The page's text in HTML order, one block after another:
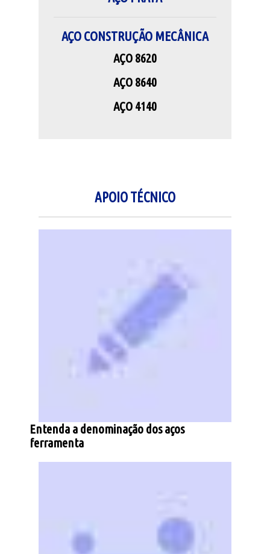
AÇO CONSTRUÇÃO MECÂNICA
AÇO 8620
AÇO 8640
AÇO 4140
APOIO TÉCNICO
Entenda a denominação dos aços
ferramenta